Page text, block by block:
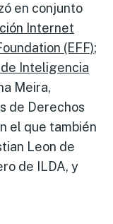
en conjunto
Internet
(EFF);
Inteligencia
Meira,
de Derechos
el que también
Leon de
de ILDA, y